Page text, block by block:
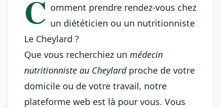
C omment prendre rendez-vous chez
un diététicien ou un nutritionniste
Le Cheylard ?
Que vous recherchiez un médecin
nutritionniste au Cheylardproche de votre
domicile ou de votre travail, notre
plateforme web est là pour vous. Vous